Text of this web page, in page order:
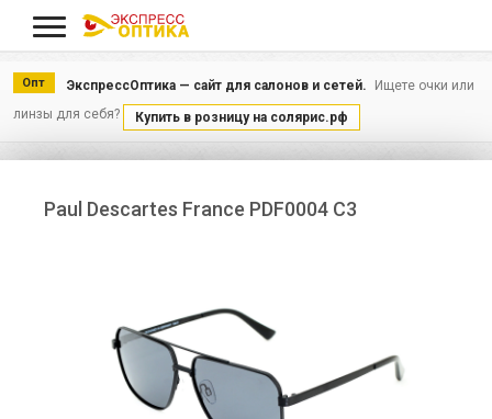
Опт ЭкспрессОптика — сайт для салонов и сетей.
Ищете очки или
линзы для себя?
Купить в розницу на солярис.рф
Paul Descartes France PDF0004 C3